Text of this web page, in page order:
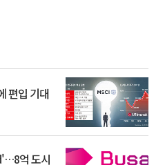
편입 기대